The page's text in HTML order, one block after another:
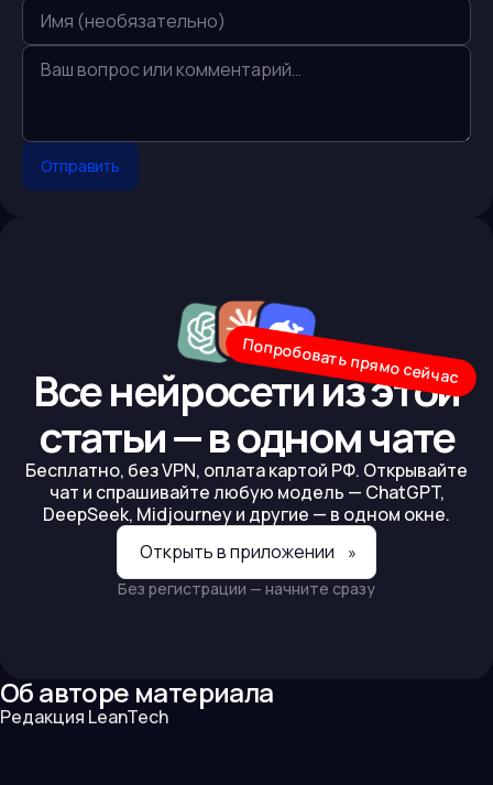
Отправить
Все нейросети из этой
статьи — в одном чате
Попробовать прямо сейчас
Бесплатно, без VPN, оплата картой РФ. Открывайте
чат и спрашивайте любую модель — ChatGPT,
DeepSeek, Midjourney и другие — в одном окне.
Открыть в приложении
»
Без регистрации — начните сразу
Об авторе материала
Редакция LeanTech